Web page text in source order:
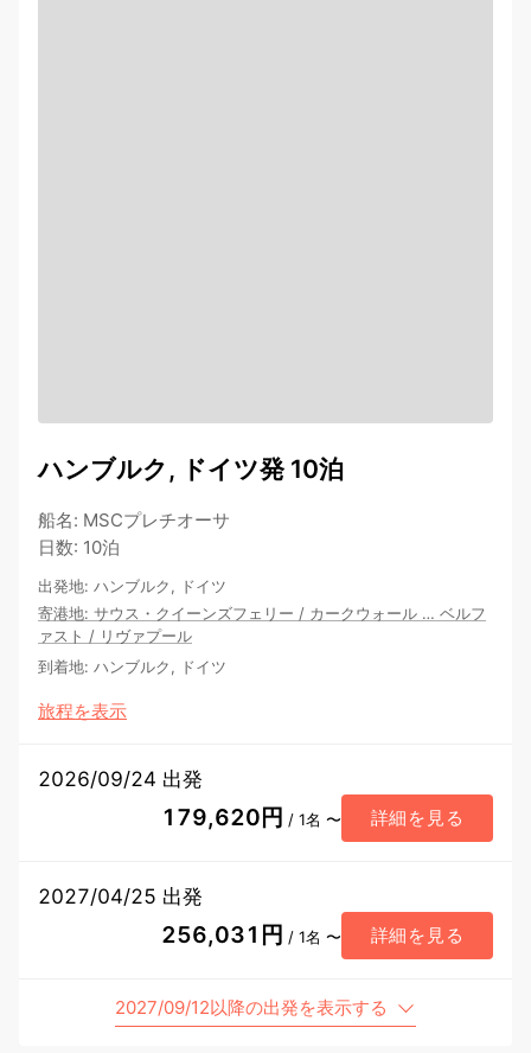
ハンブルク, ドイツ発 10泊
船名: MSCプレチオーサ
日数: 10泊
出発地: ハンブルク, ドイツ
寄港地: サウス・クイーンズフェリー / カークウォール … ベルフ
ァスト / リヴァプール
到着地: ハンブルク, ドイツ
旅程を表示
2026/09/24 出発
179,620円 / 1名 〜 詳細を見る
2027/04/25 出発
256,031円 / 1名 〜 詳細を見る
2027/09/12以降の出発を表示する